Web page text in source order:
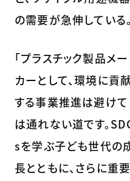
の需要が急伸している。
「プラスチック製品メー
カーとして、環境に貢
する事業推進は避けて
は通れない道です。
sを学ぶ子ども世代の
長とともに、さらに重要